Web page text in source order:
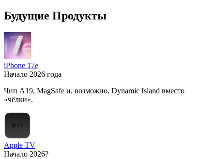
Будущие Продукты
iPhone 17e
Начало 2026 года
Чип A19, MagSafe и, возможно, Dynamic Island вместо
«чёлки».
Apple TV
Начало 2026?